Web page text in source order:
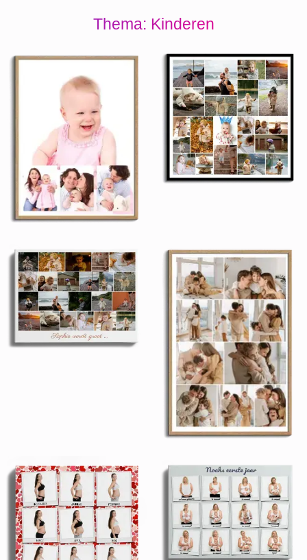
Thema: Kinderen